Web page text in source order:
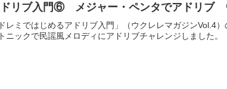
リブ入門⑥ メジャー・ペンタでアドリブ
レミではじめるアドリブ入門」（ウクレレマガジンVol.4
ニックで民謡風メロディにアドリブチャレンジしました。